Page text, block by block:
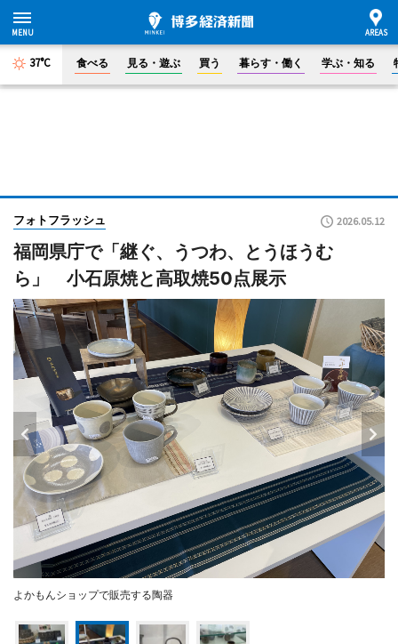
37°C 食べる 見る・遊ぶ 買う 暮らす・働く 学ぶ・知る
フォトフラッシュ 2026.05.12
福岡県庁で「継ぐ、うつわ、とうほうむ
ら」 小石原焼と高取焼50点展示
よかもんショップで販売する陶器